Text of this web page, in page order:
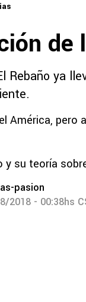
de
Rebaño ya
América, pero
y su teoría
pasion
2018 - 00:38hs